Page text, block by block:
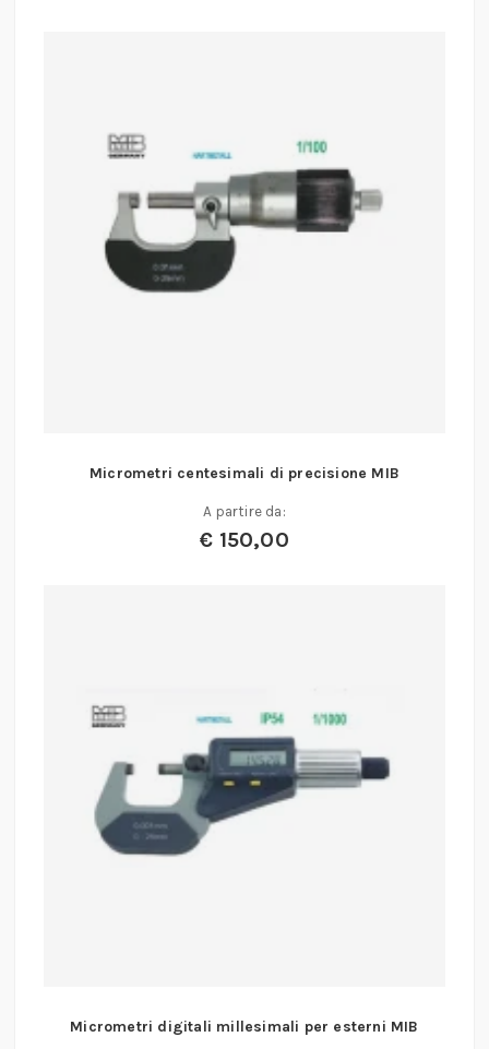
Micrometri centesimali di precisione MIB
A partire da:
€ 150,00
Micrometri digitali millesimali per esterni MIB